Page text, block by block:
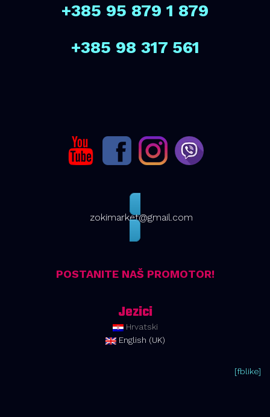
+385 95 879 1 879
+385 98 317 561
zokimarket@gmail.com
POSTANITE NAŠ PROMOTOR!
Jezici
Hrvatski
English (UK)
[fblike]